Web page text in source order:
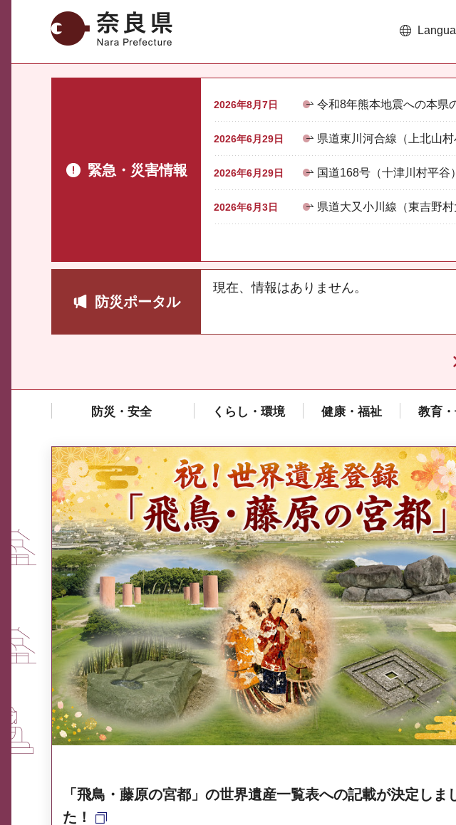
奈良県
緊急・災害情報
2026年8月7日 令和8年熊本地震への本県
2026年6月29日 県道東川河合線（上北山
2026年6月29日 国道168号（十津川村平谷
2026年6月3日 県道大又小川線（東吉野
防災ポータル
現在、情報はありません。
防災・安全 くらし・環境 健康・福祉 教育
「飛鳥・藤原の宮都」の世界遺産一覧表への記載が決定しま
た！
中東情勢や原油価格上昇の影響
を受ける中小企業向け相談窓口
について
ふるさと納税なら、奈良
県広報誌「
2026年8月